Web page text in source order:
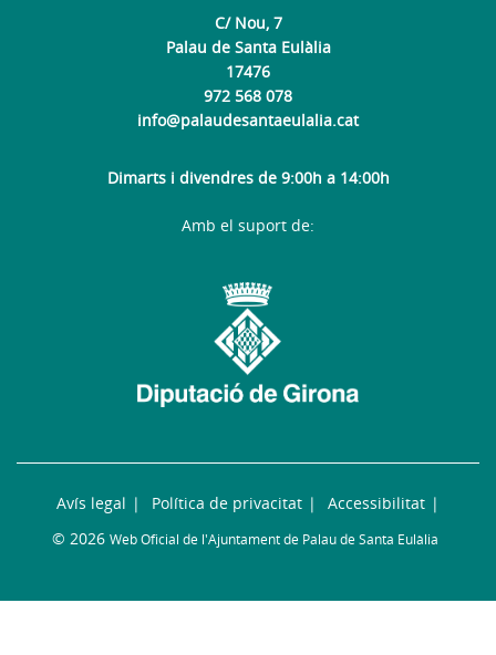
C/ Nou, 7
Palau de Santa Eulàlia
17476
972 568 078
info@palaudesantaeulalia.cat
Dimarts i divendres de 9:00h a 14:00h
Avís legal Política de privacitat
Accessibilitat
© 2026 Web Oficial de l'Ajuntament de Palau de Santa Eulàlia
Amb el suport de: